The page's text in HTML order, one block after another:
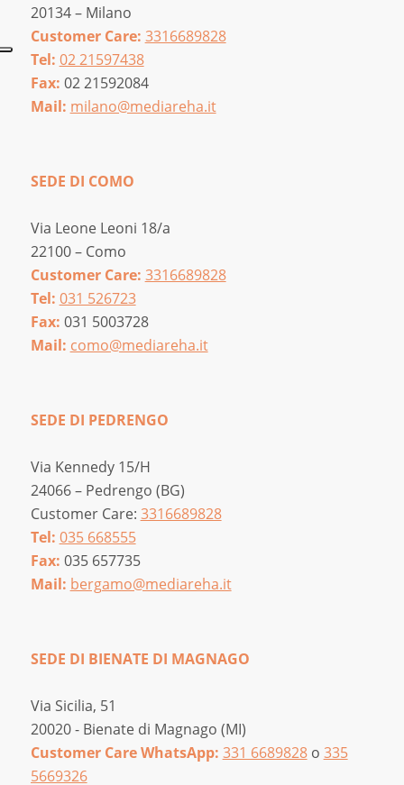
20134 – Milano
Customer Care: 3316689828
Tel: 02 21597438
Fax: 02 21592084
Mail: milano@mediareha.it
SEDE DI COMO
Via Leone Leoni 18/a
22100 – Como
Customer Care: 3316689828
Tel: 031 526723
Fax: 031 5003728
Mail: como@mediareha.it
SEDE DI PEDRENGO
Via Kennedy 15/H
24066 – Pedrengo (BG)
Customer Care: 3316689828
Tel: 035 668555
Fax: 035 657735
Mail: bergamo@mediareha.it
SEDE DI BIENATE DI MAGNAGO
Via Sicilia, 51
20020 - Bienate di Magnago (MI)
Customer Care WhatsApp: 331 6689828o 335
5669326